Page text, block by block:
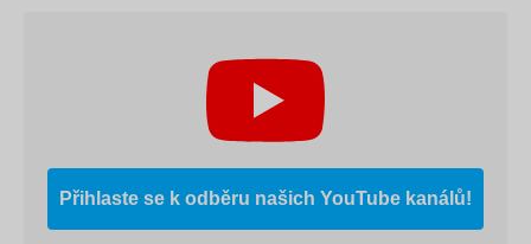
Přihlaste se k odběru našich YouTube kanálů!